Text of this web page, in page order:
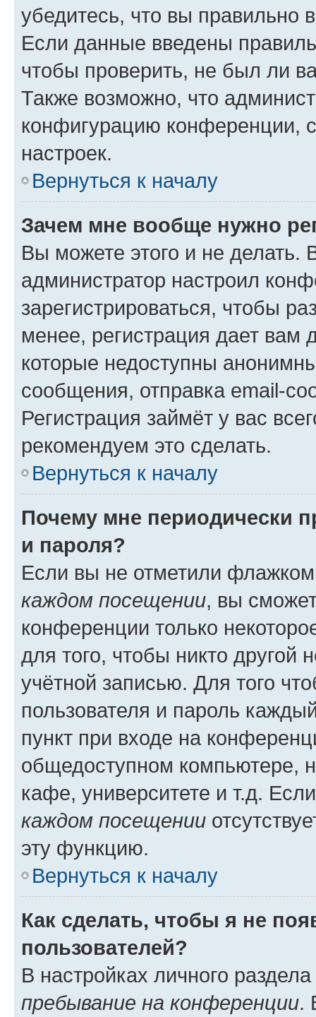
убедитесь, что вы правильно
Если данные введены
чтобы проверить, не был ли
Также возможно, что
конфигурацию конференции,
настроек.
Вернуться к началу
Зачем мне вообще нужно
Вы можете этого и не делать.
администратор настроил
зарегистрироваться, чтобы
менее, регистрация дает вам
которые недоступны
сообщения, отправка email-
Регистрация займёт у вас
рекомендуем это сделать.
Вернуться к началу
Почему мне периодически
и пароля?
Если вы не отметили
каждом посещении, вы
конференции только
для того, чтобы никто другой
учётной записью. Для того
пользователя и пароль
пункт при входе на
общедоступном компьютере,
кафе, университете и т.д.
каждом посещении
эту функцию.
Вернуться к началу
Как сделать, чтобы я не
пользователей?
В настройках личного
пребывание на конференции.